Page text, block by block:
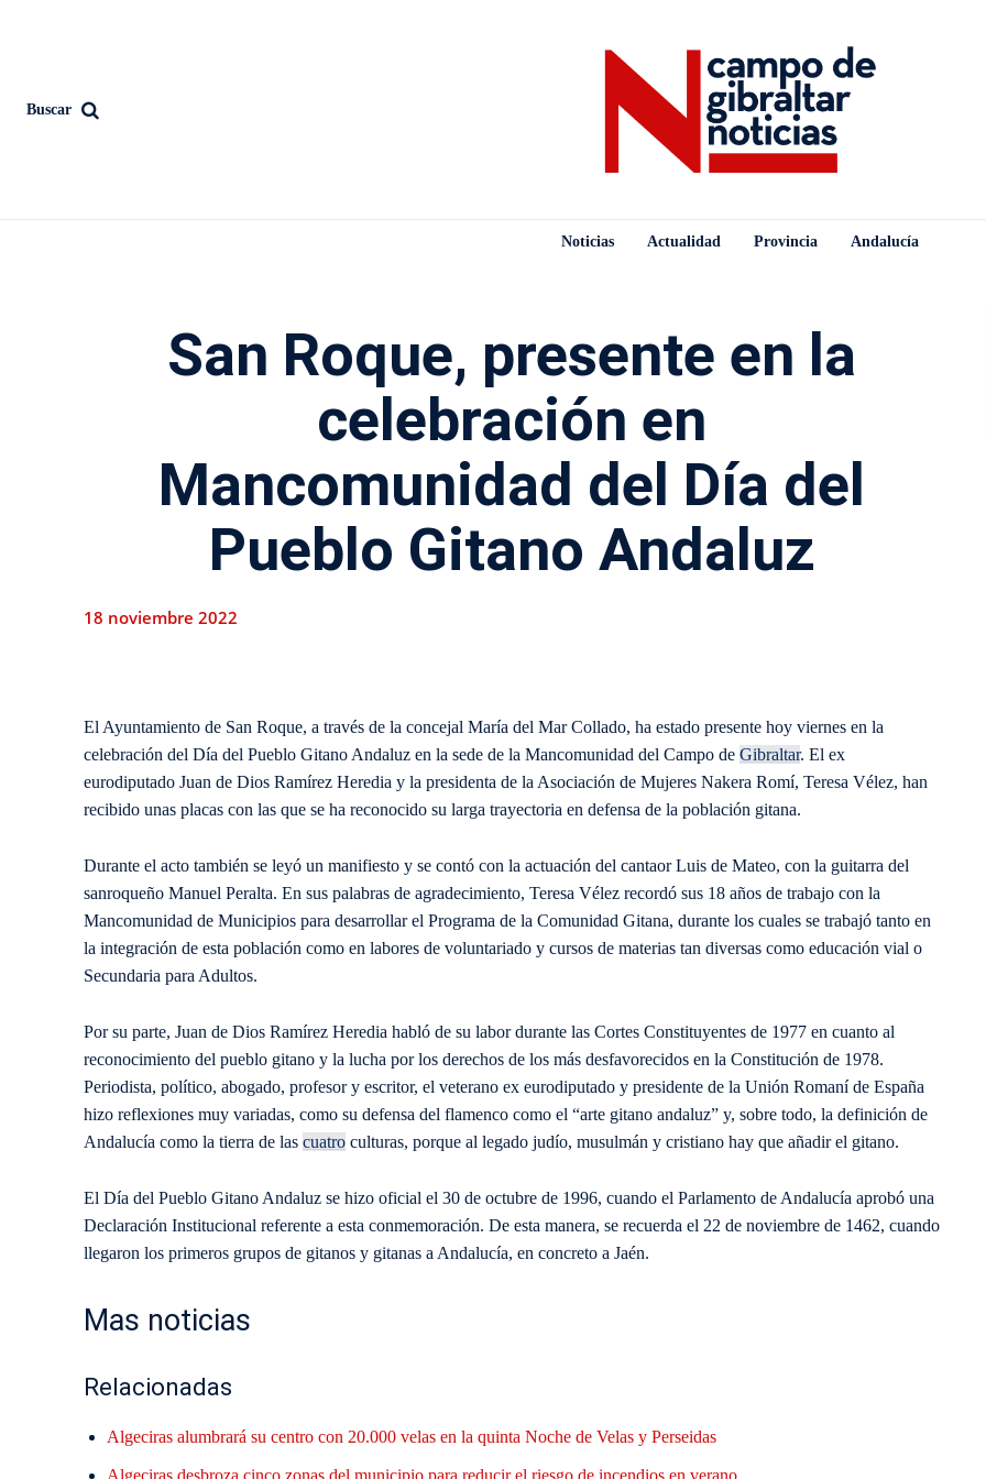
Buscar
Noticias Actualidad Provincia Andalucía
San Roque, presente en la
celebración en
Mancomunidad del Día del
Pueblo Gitano Andaluz
18 noviembre 2022
El Ayuntamiento de San Roque, a través de la concejal María del Mar Collado, ha estado presente hoy viernes en la
celebración del Día del Pueblo Gitano Andaluz en la sede de la Mancomunidad del Campo de Gibraltar. El ex
eurodiputado Juan de Dios Ramírez Heredia y la presidenta de la Asociación de Mujeres Nakera Romí, Teresa Vélez, han
recibido unas placas con las que se ha reconocido su larga trayectoria en defensa de la población gitana.
Durante el acto también se leyó un manifiesto y se contó con la actuación del cantaor Luis de Mateo, con la guitarra del
sanroqueño Manuel Peralta. En sus palabras de agradecimiento, Teresa Vélez recordó sus 18 años de trabajo con la
Mancomunidad de Municipios para desarrollar el Programa de la Comunidad Gitana, durante los cuales se trabajó tanto en
la integración de esta población como en labores de voluntariado y cursos de materias tan diversas como educación vial o
Secundaria para Adultos.
Por su parte, Juan de Dios Ramírez Heredia habló de su labor durante las Cortes Constituyentes de 1977 en cuanto al
reconocimiento del pueblo gitano y la lucha por los derechos de los más desfavorecidos en la Constitución de 1978.
Periodista, político, abogado, profesor y escritor, el veterano ex eurodiputado y presidente de la Unión Romaní de España
hizo reflexiones muy variadas, como su defensa del flamenco como el “arte gitano andaluz” y, sobre todo, la definición de
Andalucía como la tierra de las cuatro culturas, porque al legado judío, musulmán y cristiano hay que añadir el gitano.
El Día del Pueblo Gitano Andaluz se hizo oficial el 30 de octubre de 1996, cuando el Parlamento de Andalucía aprobó una
Declaración Institucional referente a esta conmemoración. De esta manera, se recuerda el 22 de noviembre de 1462, cuando
llegaron los primeros grupos de gitanos y gitanas a Andalucía, en concreto a Jaén.
Mas noticias
Relacionadas
Algeciras alumbrará su centro con 20.000 velas en la quinta Noche de Velas y Perseidas